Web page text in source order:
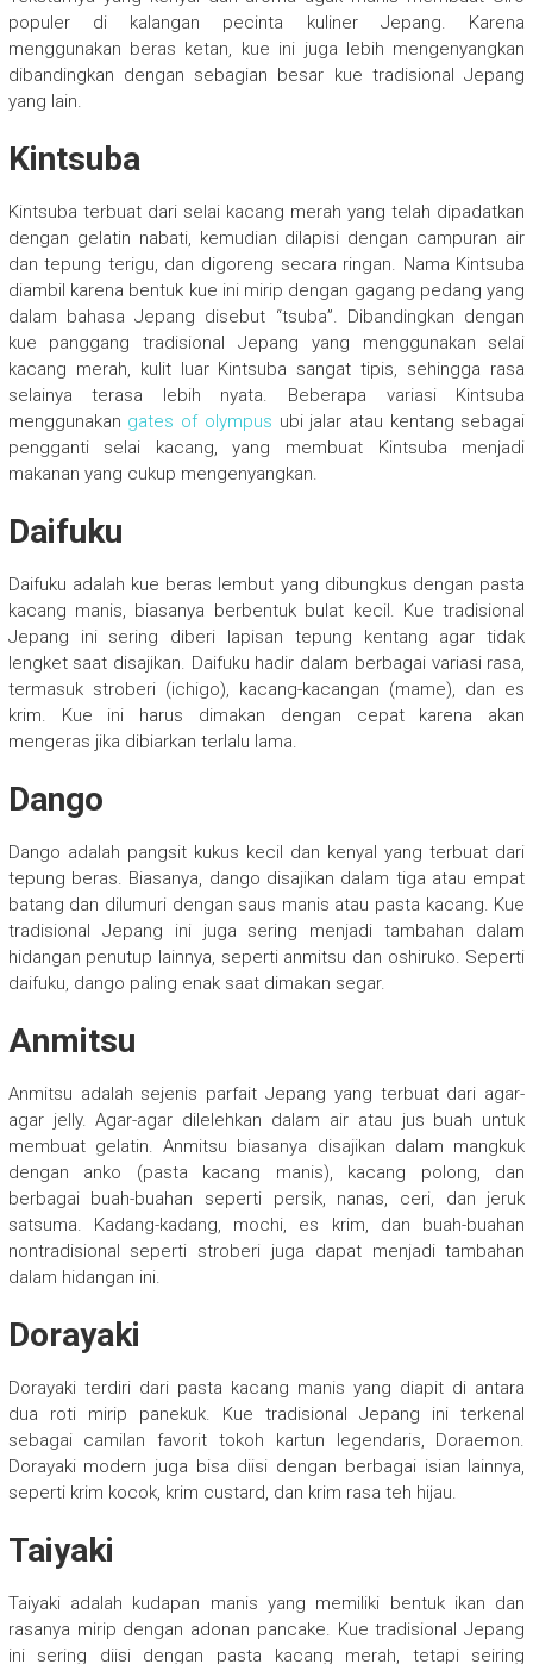
populer di kalangan pecinta kuliner Jepang. Karena
menggunakan beras ketan, kue ini juga lebih mengenyangkan
dibandingkan dengan sebagian besar kue tradisional Jepang
yang lain.
Kintsuba
Kintsuba terbuat dari selai kacang merah yang telah dipadatkan
dengan gelatin nabati, kemudian dilapisi dengan campuran air
dan tepung terigu, dan digoreng secara ringan. Nama Kintsuba
diambil karena bentuk kue ini mirip dengan gagang pedang yang
dalam bahasa Jepang disebut “tsuba”. Dibandingkan dengan
kue panggang tradisional Jepang yang menggunakan selai
kacang merah, kulit luar Kintsuba sangat tipis, sehingga rasa
selainya terasa lebih nyata. Beberapa variasi Kintsuba
menggunakan gates of olympus ubi jalar atau kentang sebagai
pengganti selai kacang, yang membuat Kintsuba menjadi
makanan yang cukup mengenyangkan.
Daifuku
Daifuku adalah kue beras lembut yang dibungkus dengan pasta
kacang manis, biasanya berbentuk bulat kecil. Kue tradisional
Jepang ini sering diberi lapisan tepung kentang agar tidak
lengket saat disajikan. Daifuku hadir dalam berbagai variasi rasa,
termasuk stroberi (ichigo), kacang-kacangan (mame), dan es
krim. Kue ini harus dimakan dengan cepat karena akan
mengeras jika dibiarkan terlalu lama.
Dango
Dango adalah pangsit kukus kecil dan kenyal yang terbuat dari
tepung beras. Biasanya, dango disajikan dalam tiga atau empat
batang dan dilumuri dengan saus manis atau pasta kacang. Kue
tradisional Jepang ini juga sering menjadi tambahan dalam
hidangan penutup lainnya, seperti anmitsu dan oshiruko. Seperti
daifuku, dango paling enak saat dimakan segar.
Anmitsu
Anmitsu adalah sejenis parfait Jepang yang terbuat dari agar-
agar jelly. Agar-agar dilelehkan dalam air atau jus buah untuk
membuat gelatin. Anmitsu biasanya disajikan dalam mangkuk
dengan anko (pasta kacang manis), kacang polong, dan
berbagai buah-buahan seperti persik, nanas, ceri, dan jeruk
satsuma. Kadang-kadang, mochi, es krim, dan buah-buahan
nontradisional seperti stroberi juga dapat menjadi tambahan
dalam hidangan ini.
Dorayaki
Dorayaki terdiri dari pasta kacang manis yang diapit di antara
dua roti mirip panekuk. Kue tradisional Jepang ini terkenal
sebagai camilan favorit tokoh kartun legendaris, Doraemon.
Dorayaki modern juga bisa diisi dengan berbagai isian lainnya,
seperti krim kocok, krim custard, dan krim rasa teh hijau.
Taiyaki
Taiyaki adalah kudapan manis yang memiliki bentuk ikan dan
rasanya mirip dengan adonan pancake. Kue tradisional Jepang
ini sering diisi dengan pasta kacang merah, tetapi seiring